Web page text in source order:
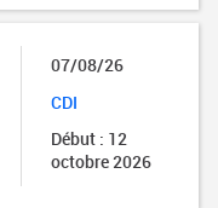
07/08/26
CDI
Début : 12
octobre 2026